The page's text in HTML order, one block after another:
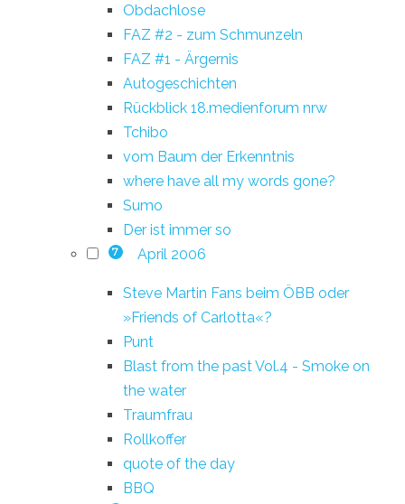
Obdachlose
FAZ #2 - zum Schmunzeln
FAZ #1 - Ärgernis
Autogeschichten
Rückblick 18.medienforum nrw
Tchibo
vom Baum der Erkenntnis
where have all my words gone?
Sumo
Der ist immer so
7 April 2006
Steve Martin Fans beim ÖBB oder
»Friends of Carlotta«?
Punt
Blast from the past Vol.4 - Smoke on
the water
Traumfrau
Rollkoffer
quote of the day
BBQ